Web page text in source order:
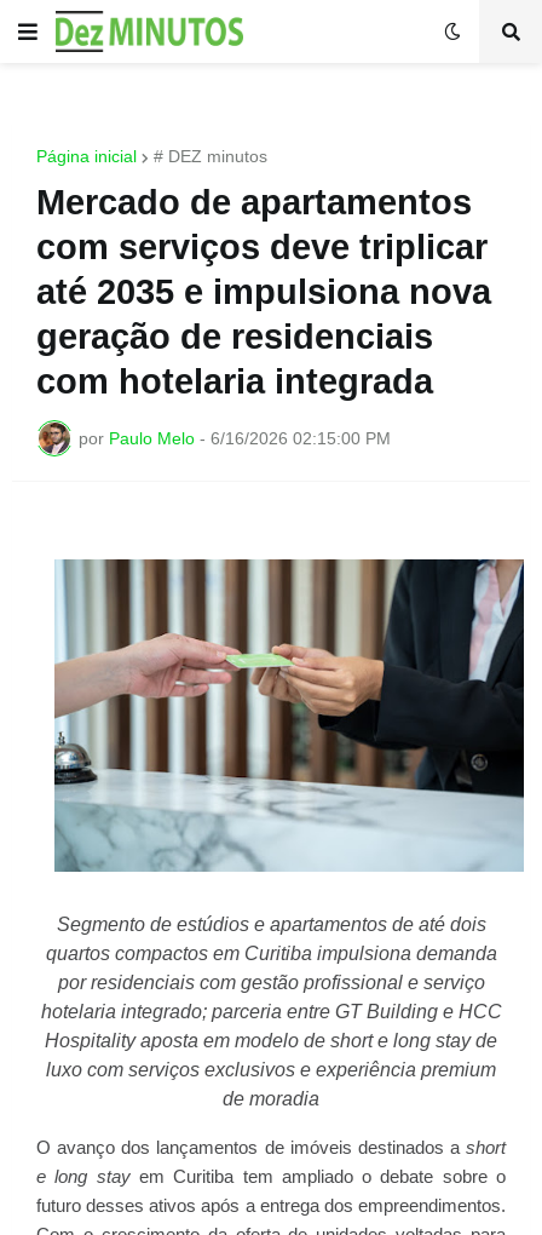
Página inicial # DEZ minutos
Mercado de apartamentos
com serviços deve triplicar
até 2035 e impulsiona nova
geração de residenciais
com hotelaria integrada
por Paulo Melo - 6/16/2026 02:15:00 PM
Segmento de estúdios e apartamentos de até dois
quartos compactos em Curitiba impulsiona demanda
por residenciais com gestão profissional e serviço
hotelaria integrado; parceria entre GT Building e HCC
Hospitality aposta em modelo de short e long stay de
luxo com serviços exclusivos e experiência premium
de moradia
O avanço dos lançamentos de imóveis destinados a short
e long stayem Curitiba tem ampliado o debate sobre o
futuro desses ativos após a entrega dos empreendimentos.